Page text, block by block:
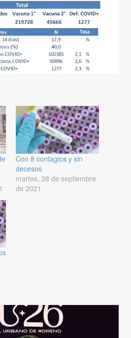
Con 8 contagios y sin
decesos
martes, 28 de septiembre
de 2021